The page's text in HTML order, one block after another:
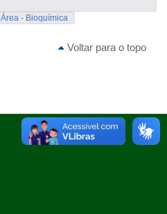
Área - Bioquímica
Voltar para o topo